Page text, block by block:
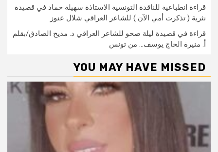
قراءة انطباعية للناقدة التونسية الاستاذة سهيلة حماد في قصيدة
نثرية ( تذكرت أمي الآن ) للشاعر العراقي شلال عنوز
قراءة في قصيدة ليلة صحو للشاعر العراقي د. مديح الصادق/بقلم
أ. منيرة الحاج يوسف… من تونس
YOU MAY HAVE MISSED